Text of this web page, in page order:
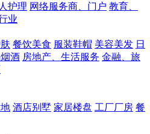
护理 网络服务商、门户 教育、
业
餐饮美食 服装鞋帽 美容美发 日
酒 房地产、生活服务 金融、旅
酒店别墅 家居楼盘 工厂厂房 餐